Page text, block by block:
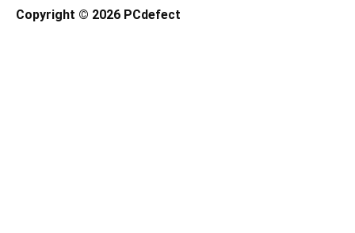
Copyright © 2026 PCdefect